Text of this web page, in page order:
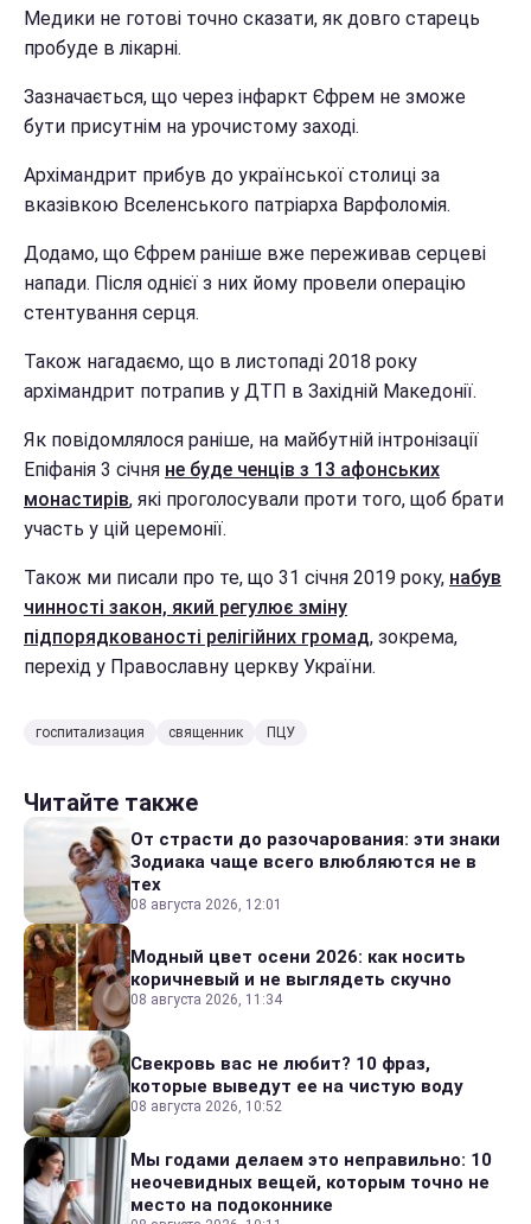
Медики не готові точно сказати, як довго старець
пробуде в лікарні.
Зазначається, що через інфаркт Єфрем не зможе
бути присутнім на урочистому заході.
Архімандрит прибув до української столиці за
вказівкою Вселенського патріарха Варфоломія.
Додамо, що Єфрем раніше вже переживав серцеві
напади. Після однієї з них йому провели операцію
стентування серця.
Також нагадаємо, що в листопаді 2018 року
архімандрит потрапив у ДТП в Західній Македонії.
Як повідомлялося раніше, на майбутній інтронізації
Епіфанія 3 січня не буде ченців з 13 афонських
монастирів, які проголосували проти того, щоб брати
участь у цій церемонії.
Також ми писали про те, що 31 січня 2019 року, набув
чинності закон, який регулює зміну
підпорядкованості релігійних громад, зокрема,
перехід у Православну церкву України.
госпитализация священник ПЦУ
Читайте также
От страсти до разочарования: эти знаки
Зодиака чаще всего влюбляются не в
тех
08 августа 2026, 12:01
Модный цвет осени 2026: как носить
коричневый и не выглядеть скучно
08 августа 2026, 11:34
Свекровь вас не любит? 10 фраз,
которые выведут ее на чистую воду
08 августа 2026, 10:52
Мы годами делаем это неправильно: 10
неочевидных вещей, которым точно не
место на подоконнике